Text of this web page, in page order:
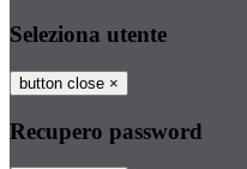
Seleziona utente
button close ×
Recupero password